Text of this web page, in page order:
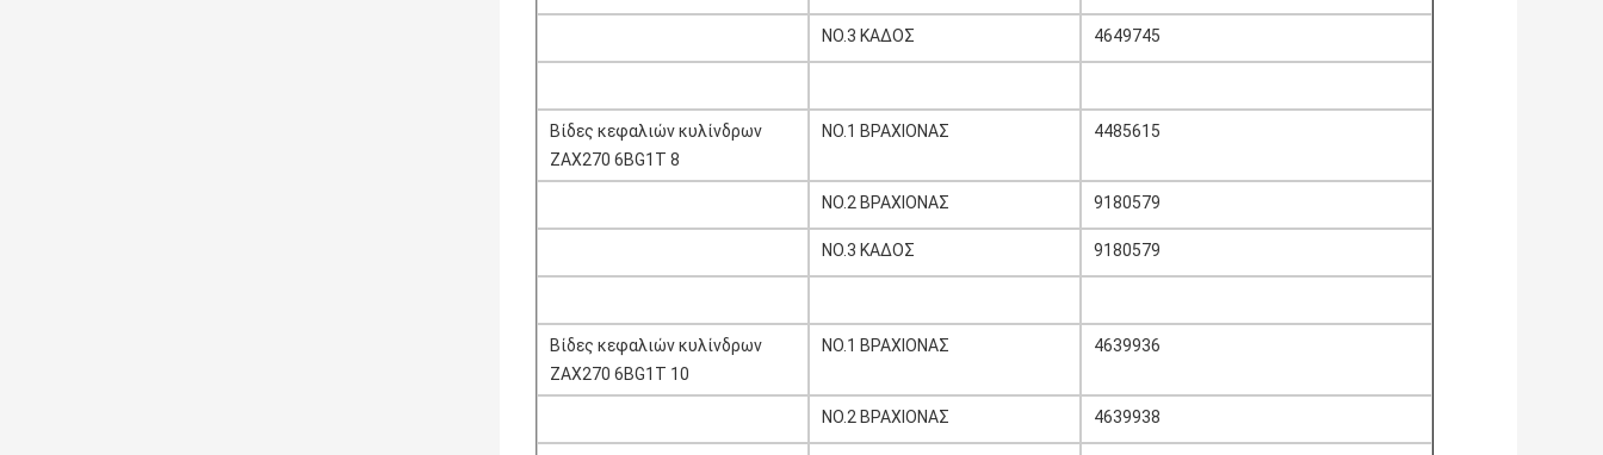
NO.3 ΚΑΔΟΣ 4649745
Βίδες κεφαλιών κυλίνδρων
ZAX270 6BG1T 8
NO.1 ΒΡΑΧΙΟΝΑΣ 4485615
NO.2 ΒΡΑΧΙΟΝΑΣ 9180579
NO.3 ΚΑΔΟΣ 9180579
Βίδες κεφαλιών κυλίνδρων
ZAX270 6BG1T 10
NO.1 ΒΡΑΧΙΟΝΑΣ 4639936
NO.2 ΒΡΑΧΙΟΝΑΣ 4639938